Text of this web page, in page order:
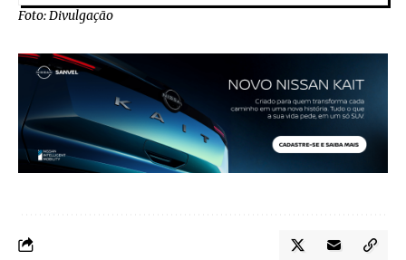
Foto: Divulgação